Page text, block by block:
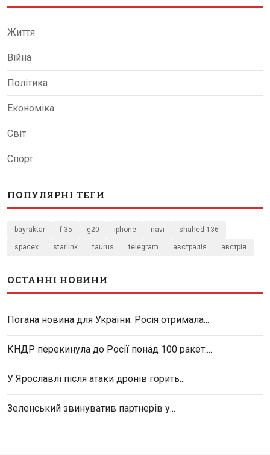
Життя
Війна
Політика
Економіка
Світ
Спорт
ПОПУЛЯРНІ ТЕГИ
bayraktar f-35 g20 iphone navi shahed-136
spacex starlink taurus telegram австралія австрія
ОСТАННІ НОВИНИ
Погана новина для України: Росія отримала...
КНДР перекинула до Росії понад 100 ракет:...
У Ярославлі після атаки дронів горить...
Зеленський звинуватив партнерів у...